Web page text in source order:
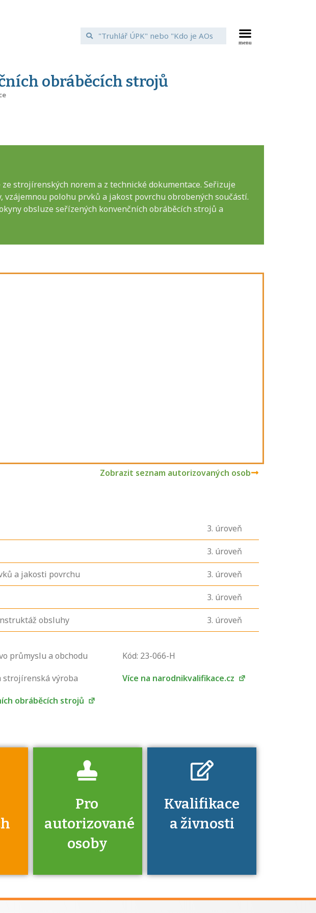
obráběcích strojů
strojírenských norem a z technické dokumentace. Seřizuje
polohu prvků a jakost povrchu obrobených součástí.
obsluze seřízených konvenčních obráběcích strojů a
Zobrazit seznam autorizovaných osob
3. úroveň
3. úroveň
a jakosti povrchu 3. úroveň
3. úroveň
obsluhy 3. úroveň
průmyslu a obchodu
strojírenská výroba
obráběcích strojů
Kód: 23-066-H
Více na narodnikvalifikace.cz
Pro
autorizované
osoby
Kvalifikace
a živnosti
U řady živností je
Pro které toto